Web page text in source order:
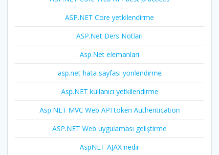
ASP.NET Core yetkilendirme
ASP.Net Ders Notları
Asp.Net elemanları
asp.net hata sayfası yönlendirme
Asp.NET kullanıcı yetkilendirme
Asp.NET MVC Web API token Authentication
ASP.NET Web uygulaması geliştirme
AspNET AJAX nedir